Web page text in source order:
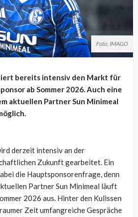
Foto: IMAGO
bereits intensiv den Markt für
ab Sommer 2026. Auch eine
aktuellen Partner Sun Minimeal
derzeit intensiv an der
Zukunft gearbeitet. Ein
die Hauptsponsorenfrage, denn
Partner Sun Minimeal läuft
2026 aus. Hinter den Kulissen
Zeit umfangreiche Gespräche